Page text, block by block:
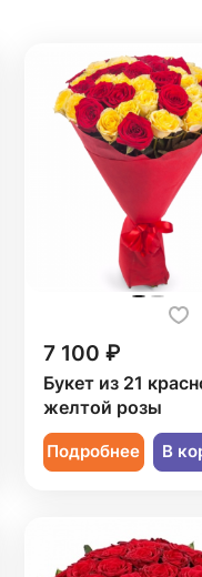
7 100 ₽
Букет из 21
желтой розы
Подробнее В